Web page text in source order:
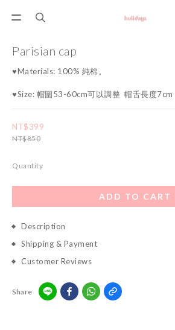
Parisian cap
♥Materials: 100% 純棉。
♥Size: 帽圍53-60cm可以調整  帽舌長度7cm
NT$399
NT$850
Quantity
ADD TO CART
Description
Shipping & Payment
Customer Reviews
Share